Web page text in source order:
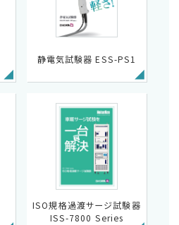
静電気試験器 ESS-PS1
ISO規格過渡サージ試験器
ISS-7800 Series